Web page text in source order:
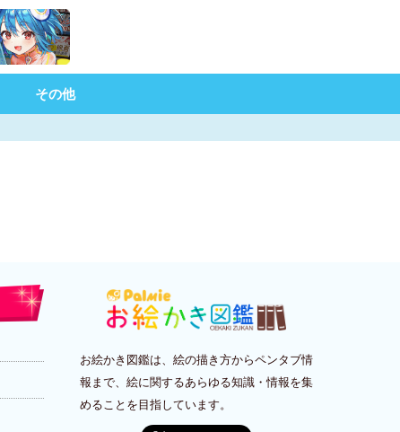
その他
お絵かき図鑑は、絵の描き方からペンタブ情
報まで、絵に関するあらゆる知識・情報を集
めることを目指しています。